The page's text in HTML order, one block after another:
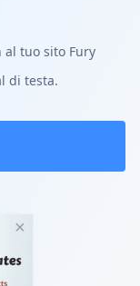
al tuo sito Fury
di testa.